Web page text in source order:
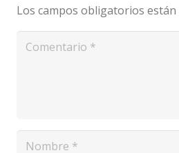
Los campos obligatorios están